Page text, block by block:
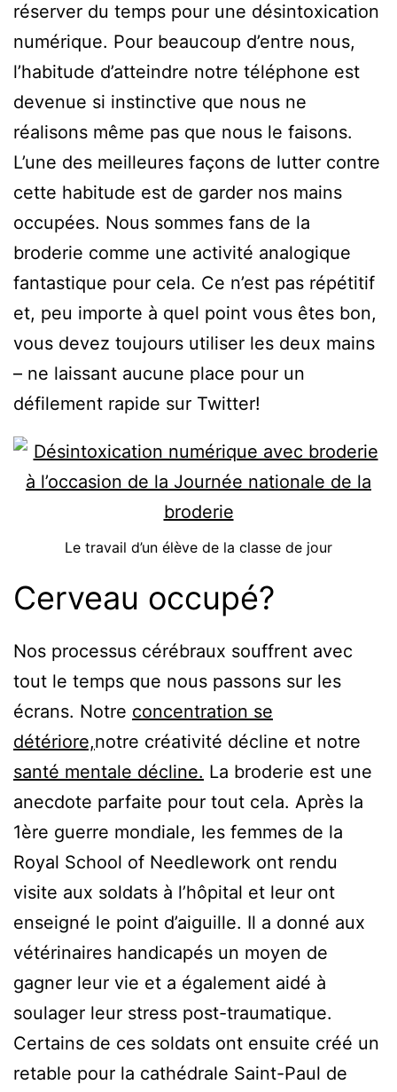
réserver du temps pour une désintoxication
numérique. Pour beaucoup d’entre nous,
l’habitude d’atteindre notre téléphone est
devenue si instinctive que nous ne
réalisons même pas que nous le faisons.
L’une des meilleures façons de lutter contre
cette habitude est de garder nos mains
occupées. Nous sommes fans de la
broderie comme une activité analogique
fantastique pour cela. Ce n’est pas répétitif
et, peu importe à quel point vous êtes bon,
vous devez toujours utiliser les deux mains
– ne laissant aucune place pour un
défilement rapide sur Twitter!
Le travail d’un élève de la classe de jour
Cerveau occupé?
Nos processus cérébraux souffrent avec
tout le temps que nous passons sur les
écrans. Notre concentration se
détériore,notre créativité décline et notre
santé mentale décline. La broderie est une
anecdote parfaite pour tout cela. Après la
1ère guerre mondiale, les femmes de la
Royal School of Needlework ont rendu
visite aux soldats à l’hôpital et leur ont
enseigné le point d’aiguille. Il a donné aux
vétérinaires handicapés un moyen de
gagner leur vie et a également aidé à
soulager leur stress post-traumatique.
Certains de ces soldats ont ensuite créé un
retable pour la cathédrale Saint-Paul de